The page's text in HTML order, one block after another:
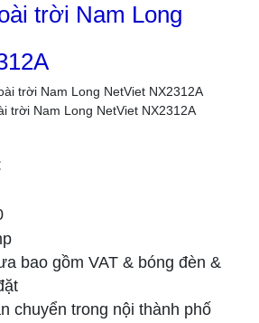
trời Nam Long
trời Nam Long NetViet NX2312A
bao gồm VAT & bóng đèn &
chuyển trong nội thành phố